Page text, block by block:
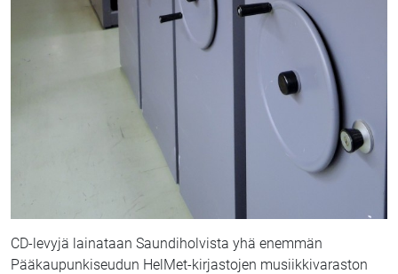
CD-levyjä lainataan Saundiholvista yhä enemmän
Pääkaupunkiseudun HelMet-kirjastojen musiikkivaraston